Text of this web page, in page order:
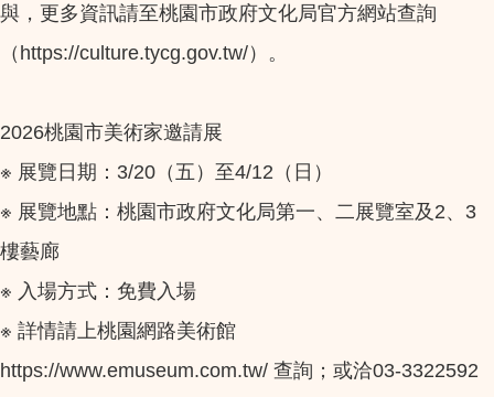
與，更多資訊請至桃園市政府文化局官方網站查詢
（https://culture.tycg.gov.tw/）。
2026桃園市美術家邀請展
※ 展覽日期：3/20（五）至4/12（日）
※ 展覽地點：桃園市政府文化局第一、二展覽室及2、3
樓藝廊
※ 入場方式：免費入場
※ 詳情請上桃園網路美術館
https://www.emuseum.com.tw/ 查詢；或洽03-3322592